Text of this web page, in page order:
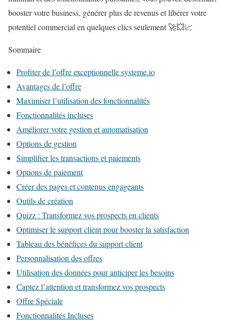
booster votre business, générer plus de revenus et libérer votre
potentiel commercial en quelques clics seulement 🚀💥📈
Sommaire
Profiter de l’offre exceptionnelle systeme.io
Avantages de l’offre
Maximiser l’utilisation des fonctionnalités
Fonctionnalités incluses
Améliorer votre gestion et automatisation
Options de gestion
Simplifier les transactions et paiements
Options de paiement
Créer des pages et contenus engageants
Outils de création
Quizz : Transformez vos prospects en clients
Optimiser le support client pour booster la satisfaction
Tableau des bénéfices du support client
Personnalisation des offres
Utilisation des données pour anticiper les besoins
Captez l’attention et transformez vos prospects
Offre Spéciale
Fonctionnalités Incluses